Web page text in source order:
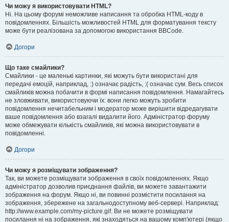
Чи можу я використовувати HTML?
Ні. На цьому форумі неможливе написання та обробка HTML-коду в
повідомленнях. Більшість можливостей HTML для форматування тексту
може бути реалізована за допомогою використання BBCode.
Догори
Що таке смайлики?
Смайлики - це маленькі картинки, які можуть бути використані для
передачі емоцій, наприклад, :) означає радість, :( означає сум. Весь список
смайликів можна побачити в формі написання повідомлення. Намагайтесь
не зловживати, використовуючи їх: вони легко можуть зробити
повідомлення нечитабельним і модератор може вирішити відредагувати
ваше повідомлення або взагалі видалити його. Адміністратор форуму
може обмежувати кількість смайликів, які можна використовувати в
повідомленні.
Догори
Чи можу я розміщувати зображення?
Так, ви можете розміщувати зображення в своїх повідомленнях. Якщо
адміністратор дозволив приєднання файлів, ви можете завантажити
зображення на форум. Якщо ні, ви повинні розмістити посилання на
зображення, збережене на загальнодоступному веб-сервері. Наприклад:
http://www.example.com/my-picture.gif. Ви не можете розміщувати
посилання ні на зображення, які знаходяться на вашому комп'ютері (якщо